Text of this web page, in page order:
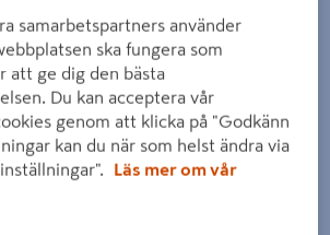
ⓘ
bygg.se
Kontakt
samarbetspartners använder
ska fungera som
att ge dig den bästa
Du kan acceptera vår
genom att klicka på "Godkänn
kan du när som helst ändra via
Läs mer om vår